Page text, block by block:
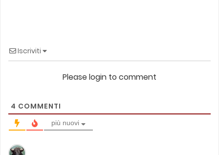
Iscriviti
Please login to comment
4 COMMENTI
più nuovi